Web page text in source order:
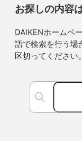
お探しの内容
DAIKENホームペ
語で検索を行う場
区切ってください。